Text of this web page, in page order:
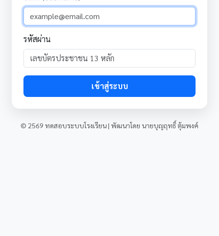
รหัสผ่าน
เข้าสู่ระบบ
© 2569 ทดสอบระบบโรงเรียน | พัฒนาโดย นายบุญฤทธิ์ ตุ้มพงค์